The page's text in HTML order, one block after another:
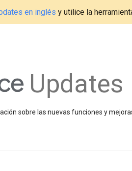
en inglés y utilice la
Updates
sobre las nuevas funciones y